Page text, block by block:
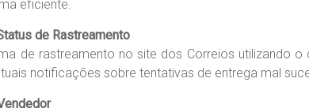
eficiente.
de Rastreamento
de rastreamento no site dos Correios utilizando
notificações sobre tentativas de entrega mal